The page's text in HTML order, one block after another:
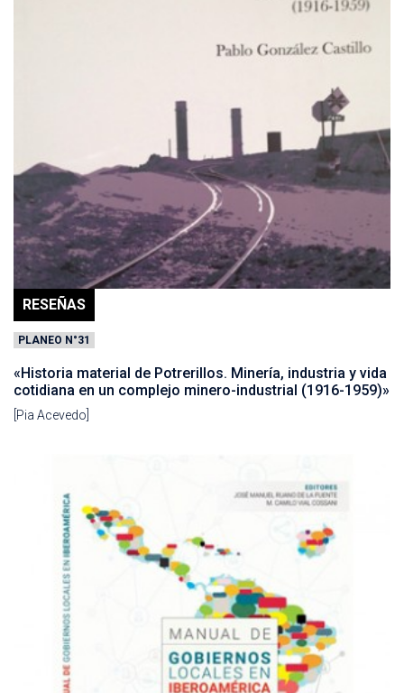
RESEÑAS
PLANEO N°31
«Historia material de Potrerillos. Minería, industria y vida
cotidiana en un complejo minero-industrial (1916-1959)»
[Pia Acevedo]